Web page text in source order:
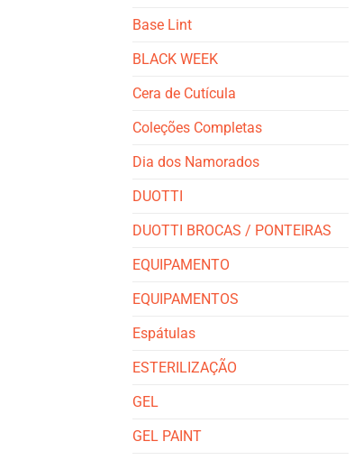
Base Lint
BLACK WEEK
Cera de Cutícula
Coleções Completas
Dia dos Namorados
DUOTTI
DUOTTI BROCAS / PONTEIRAS
EQUIPAMENTO
EQUIPAMENTOS
Espátulas
ESTERILIZAÇÃO
GEL
GEL PAINT